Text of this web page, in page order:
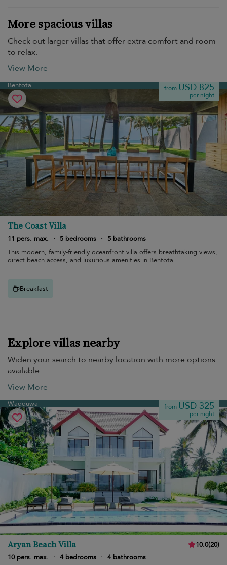
More spacious villas
Check out larger villas that offer extra comfort and room
to relax.
View More
Bentota from USD 825
per night
The Coast Villa
11 pers. max. · 5 bedrooms ·
5 bathrooms
This modern, family-friendly oceanfront villa offers breathtaking views,
direct beach access, and luxurious amenities in Bentota.
Breakfast
Explore villas nearby
Widen your search to nearby location with more options
available.
View More
Wadduwa from USD 325
per night
Aryan Beach Villa 10.0(20)
10 pers. max.
· 4 bedrooms · 4 bathrooms